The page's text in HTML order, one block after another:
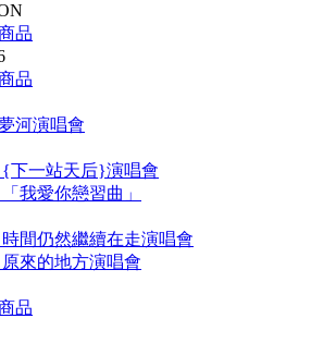
品
品
河演唱會
{下一站天后}演唱會
「我愛你戀習曲」
時間仍然繼續在走演唱會
原來的地方演唱會
品